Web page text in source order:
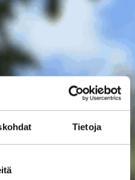
Tietoja